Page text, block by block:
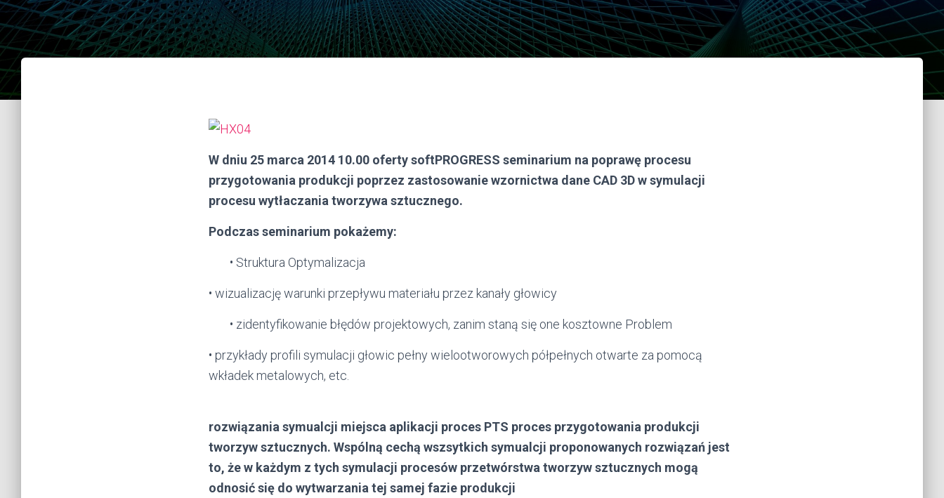
W dniu 25 marca 2014 10.00 oferty softPROGRESS seminarium na poprawę procesu
przygotowania produkcji poprzez zastosowanie wzornictwa dane CAD 3D w symulacji
procesu wytłaczania tworzywa sztucznego.
Podczas seminarium pokażemy:
• Struktura Optymalizacja
• wizualizację warunki przepływu materiału przez kanały głowicy
• zidentyfikowanie błędów projektowych, zanim staną się one kosztowne Problem
• przykłady profili symulacji głowic pełny wielootworowych półpełnych otwarte za pomocą
wkładek metalowych, etc.
rozwiązania symualcji miejsca aplikacji proces PTS proces przygotowania produkcji
tworzyw sztucznych. Wspólną cechą wszsytkich symualcji proponowanych rozwiązań jest
to, że w każdym z tych symulacji procesów przetwórstwa tworzyw sztucznych mogą
odnosić się do wytwarzania tej samej fazie produkcji